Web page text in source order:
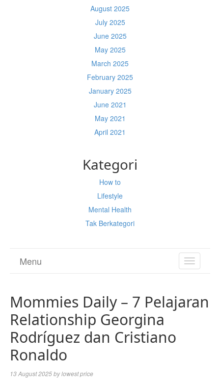
August 2025
July 2025
June 2025
May 2025
March 2025
February 2025
January 2025
June 2021
May 2021
April 2021
Kategori
How to
Lifestyle
Mental Health
Tak Berkategori
TOGGLE
Menu
Mommies Daily – 7 Pelajaran
Relationship Georgina
Rodríguez dan Cristiano
Ronaldo
13 August 2025bylowest price